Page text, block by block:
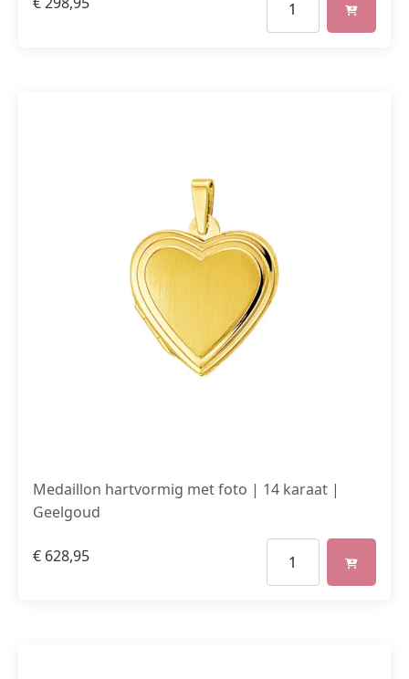
Medaillon hartvormig met foto | 14 karaat |
Geelgoud
€ 628,95